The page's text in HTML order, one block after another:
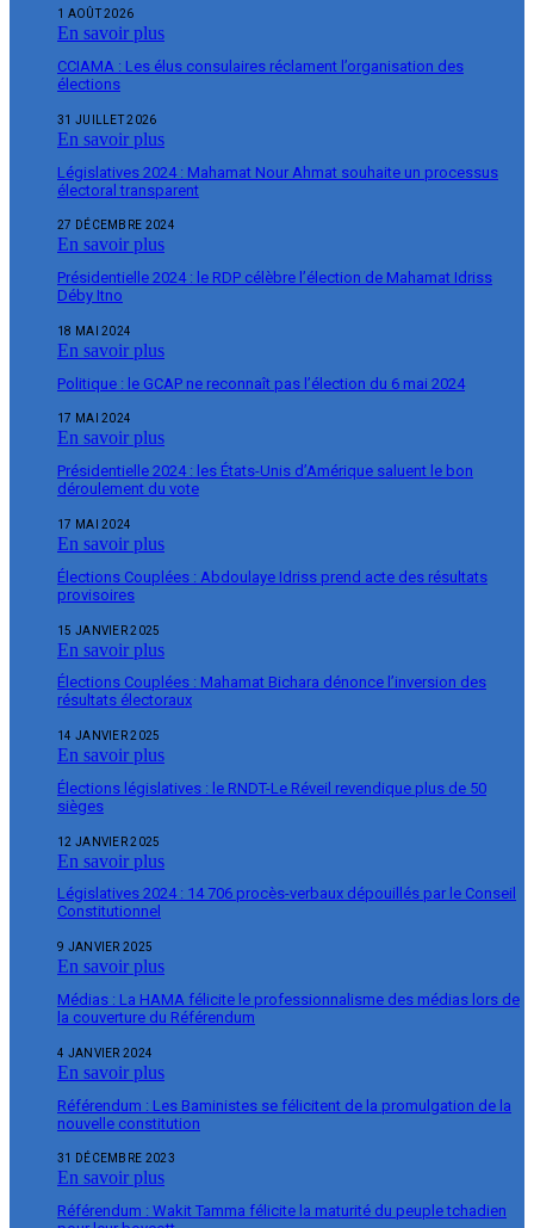
1 AOÛT 2026
En savoir plus
CCIAMA : Les élus consulaires réclament l’organisation des
élections
31 JUILLET 2026
En savoir plus
Législatives 2024 : Mahamat Nour Ahmat souhaite un processus
électoral transparent
27 DÉCEMBRE 2024
En savoir plus
Présidentielle 2024 : le RDP célèbre l’élection de Mahamat Idriss
Déby Itno
18 MAI 2024
En savoir plus
Politique : le GCAP ne reconnaît pas l’élection du 6 mai 2024
17 MAI 2024
En savoir plus
Présidentielle 2024 : les États-Unis d’Amérique saluent le bon
déroulement du vote
17 MAI 2024
En savoir plus
Élections Couplées : Abdoulaye Idriss prend acte des résultats
provisoires
15 JANVIER 2025
En savoir plus
Élections Couplées : Mahamat Bichara dénonce l’inversion des
résultats électoraux
14 JANVIER 2025
En savoir plus
Élections législatives : le RNDT-Le Réveil revendique plus de 50
sièges
12 JANVIER 2025
En savoir plus
Législatives 2024 : 14 706 procès-verbaux dépouillés par le Conseil
Constitutionnel
9 JANVIER 2025
En savoir plus
Médias : La HAMA félicite le professionnalisme des médias lors de
la couverture du Référendum
4 JANVIER 2024
En savoir plus
Référendum : Les Baministes se félicitent de la promulgation de la
nouvelle constitution
31 DÉCEMBRE 2023
En savoir plus
Référendum : Wakit Tamma félicite la maturité du peuple tchadien